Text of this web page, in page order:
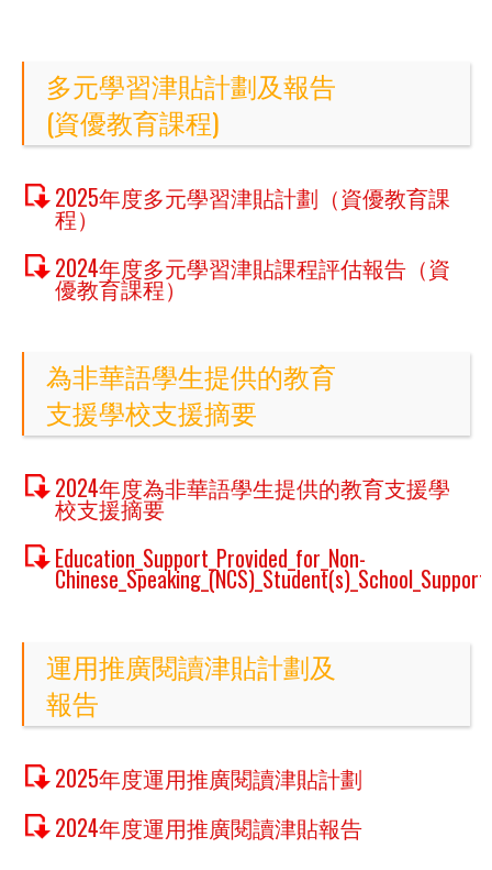
多元學習津貼計劃及報告
(資優教育課程)
2025年度多元學習津貼計劃（資優教育課
程）
2024年度多元學習津貼課程評估報告（資
優教育課程）
為非華語學生提供的教育
支援學校支援摘要
2024年度為非華語學生提供的教育支援學
校支援摘要
Education_Support_Provided_for_Non-
運用推廣閱讀津貼計劃及
報告
2025年度運用推廣閱讀津貼計劃
2024年度運用推廣閱讀津貼報告